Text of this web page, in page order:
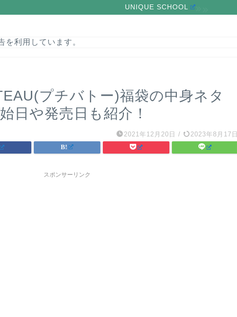
UNIQUE SCHOOL
利用しています。
プチバトー)福袋の中身ネタ
日や発売日も紹介！
2021年12月20日 / 2023年8月17日
スポンサーリンク